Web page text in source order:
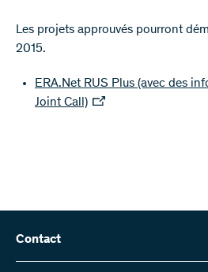
Les projets approuvés pourront
2015.
ERA.Net RUS Plus (avec des
Joint Call)
Contact
Fonds national suisse (FNS)